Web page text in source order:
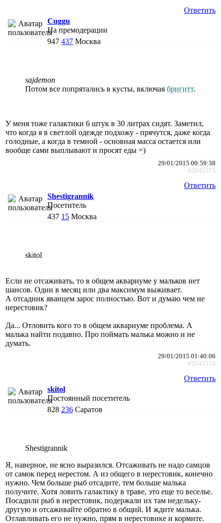
Ответить
Cuggu
На премодерации
947 437 Москва
sajdemon
Потом все попрятались в кусты, включая бригитт.
У меня тоже галактики 6 штук в 30 литрах сидят. Заметил,
что когда я в светлой одежде подхожу - прячутся, даже когда
голодные, а когда в темной - основная масса остается или
вообще сами выплывают и просят еды =)
29/01/2015 00:59:38
#2045573
Ответить
Shestigrannik
Посетитель
437 15 Москва
skitol
Если не отсаживать, то в общем аквариуме у мальков нет
шансов. Один в месяц или два максимум выживает.
А отсадник яванцем зарос полностью. Вот и думаю чем не
нерестовик?
Да... Отловить кого то в общем аквариуме проблема. А
малька найти подавно. Про поймать малька можно и не
думать.
29/01/2015 01:40:06
#2045578
Ответить
skitol
Постоянный посетитель
828 236 Саратов
Shestigrannik
Я, наверное, не ясно выразился. Отсаживать не надо самцов
от самок перед нерестом. А из общего в нерестовик, конечно
нужно. Чем больше рыб отсадите, тем больше малька
получите. Хотя ловить галактику в траве, это еще то веселье.
Посадили рыб в нерестовик, подержали их там недельку-
другую и отсаживайте обратно в общий. И ждите малька.
Отлавливать его не нужно, прям в нерестовике и кормите.